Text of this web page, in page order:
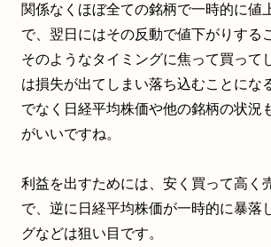
関係なくほぼ全ての銘柄で一時的に値
で、翌日にはその反動で値下がりする
そのようなタイミングに焦って買って
は損失が出てしまい落ち込むことにな
でなく日経平均株価や他の銘柄の状況
がいいですね。
利益を出すためには、安く買って高く
で、逆に日経平均株価が一時的に暴落
グなどは狙い目です。